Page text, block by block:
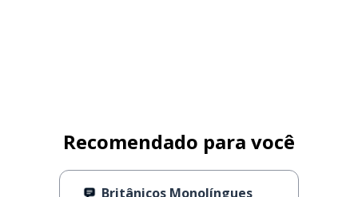
Recomendado para você
Britânicos Monolíngues